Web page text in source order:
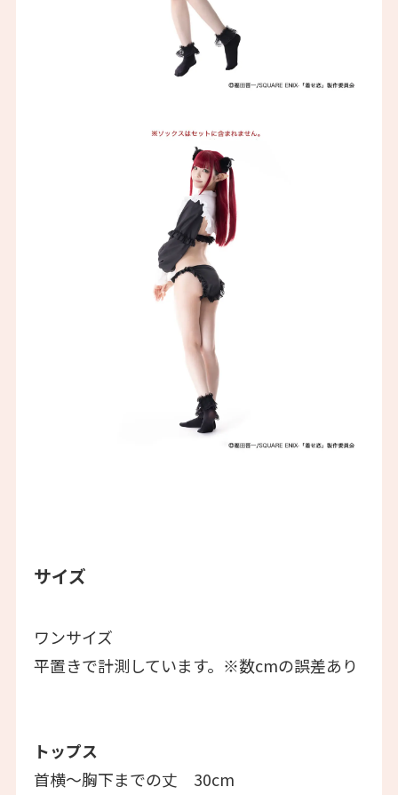
サイズ
ワンサイズ
平置きで計測しています。※数cmの誤差あり
トップス
首横～胸下までの丈 30cm